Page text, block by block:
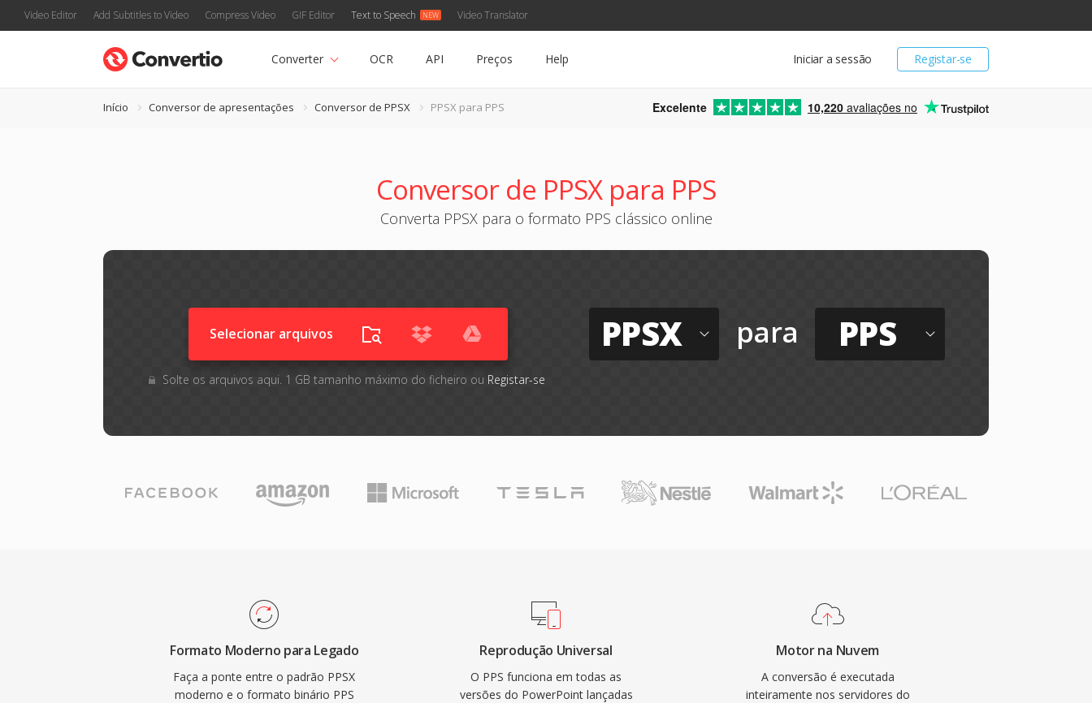
Video Editor Add Subtitles to Video Compress Video GIF Editor Text to Speech Video Translator
Registar-se
Iniciar a sessão
Converter OCR API Preços Help
Início Conversor de apresentações Conversor de PPSX PPSX para PPS Excelente 10,220 avaliações no
Conversor de PPSX para PPS
Converta PPSX para o formato PPS clássico online
Selecionar arquivos
Solte os arquivos aqui. 1 GB tamanho máximo do ficheiro ou Registar-se
PPSX para PPS
Formato Moderno para Legado
Faça a ponte entre o padrão PPSX
moderno e o formato binário PPS
Reprodução Universal
O PPS funciona em todas as
versões do PowerPoint lançadas
Motor na Nuvem
A conversão é executada
inteiramente nos servidores do